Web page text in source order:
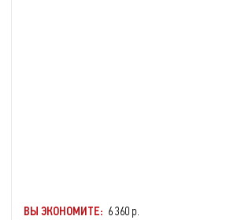
ВЫ ЭКОНОМИТЕ: 6 360 р.